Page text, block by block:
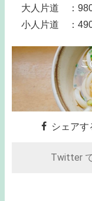
大人片道 ：
小人片道 ：
こ
シェアす
Twitter